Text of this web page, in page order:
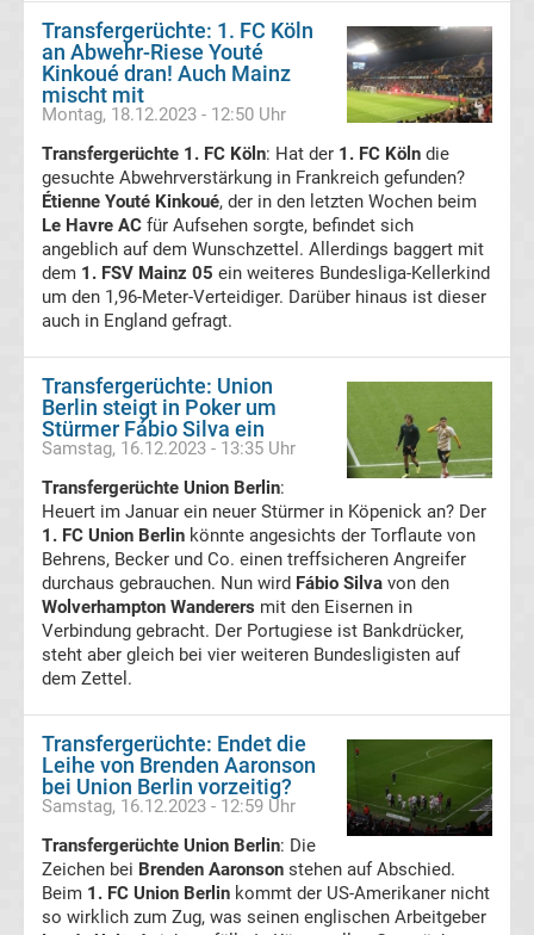
Erg.
League
Tabelle
Transfergerüchte
international
Deutschland
Transfergerüchte
England
Transfergerüchte
Italien
Spanien
Top-
Aktuell
Bundesliga
Transfergerüchte: 1. FC Köln
an Abwehr-Riese Youté
Kinkoué dran! Auch Mainz
mischt mit
Montag, 18.12.2023 - 12:50 Uhr
Transfergerüchte 1. FC Köln: Hat der 1. FC Köln die
gesuchte Abwehrverstärkung in Frankreich gefunden?
Étienne Youté Kinkoué, der in den letzten Wochen beim
Le Havre AC für Aufsehen sorgte, befindet sich
angeblich auf dem Wunschzettel. Allerdings baggert mit
dem 1. FSV Mainz 05 ein weiteres Bundesliga-Kellerkind
um den 1,96-Meter-Verteidiger. Darüber hinaus ist dieser
auch in England gefragt.
Transfergerüchte: Union
Berlin steigt in Poker um
Stürmer Fábio Silva ein
Samstag, 16.12.2023 - 13:35 Uhr
Transfergerüchte Union Berlin:
Heuert im Januar ein neuer Stürmer in Köpenick an? Der
1. FC Union Berlin könnte angesichts der Torflaute von
Behrens, Becker und Co. einen treffsicheren Angreifer
durchaus gebrauchen. Nun wird Fábio Silva von den
Wolverhampton Wanderers mit den Eisernen in
Verbindung gebracht. Der Portugiese ist Bankdrücker,
steht aber gleich bei vier weiteren Bundesligisten auf
dem Zettel.
Transfergerüchte: Endet die
Leihe von Brenden Aaronson
bei Union Berlin vorzeitig?
Samstag, 16.12.2023 - 12:59 Uhr
Transfergerüchte Union Berlin: Die
Zeichen bei Brenden Aaronson stehen auf Abschied.
Beim 1. FC Union Berlin kommt der US-Amerikaner nicht
so wirklich zum Zug, was seinen englischen Arbeitgeber